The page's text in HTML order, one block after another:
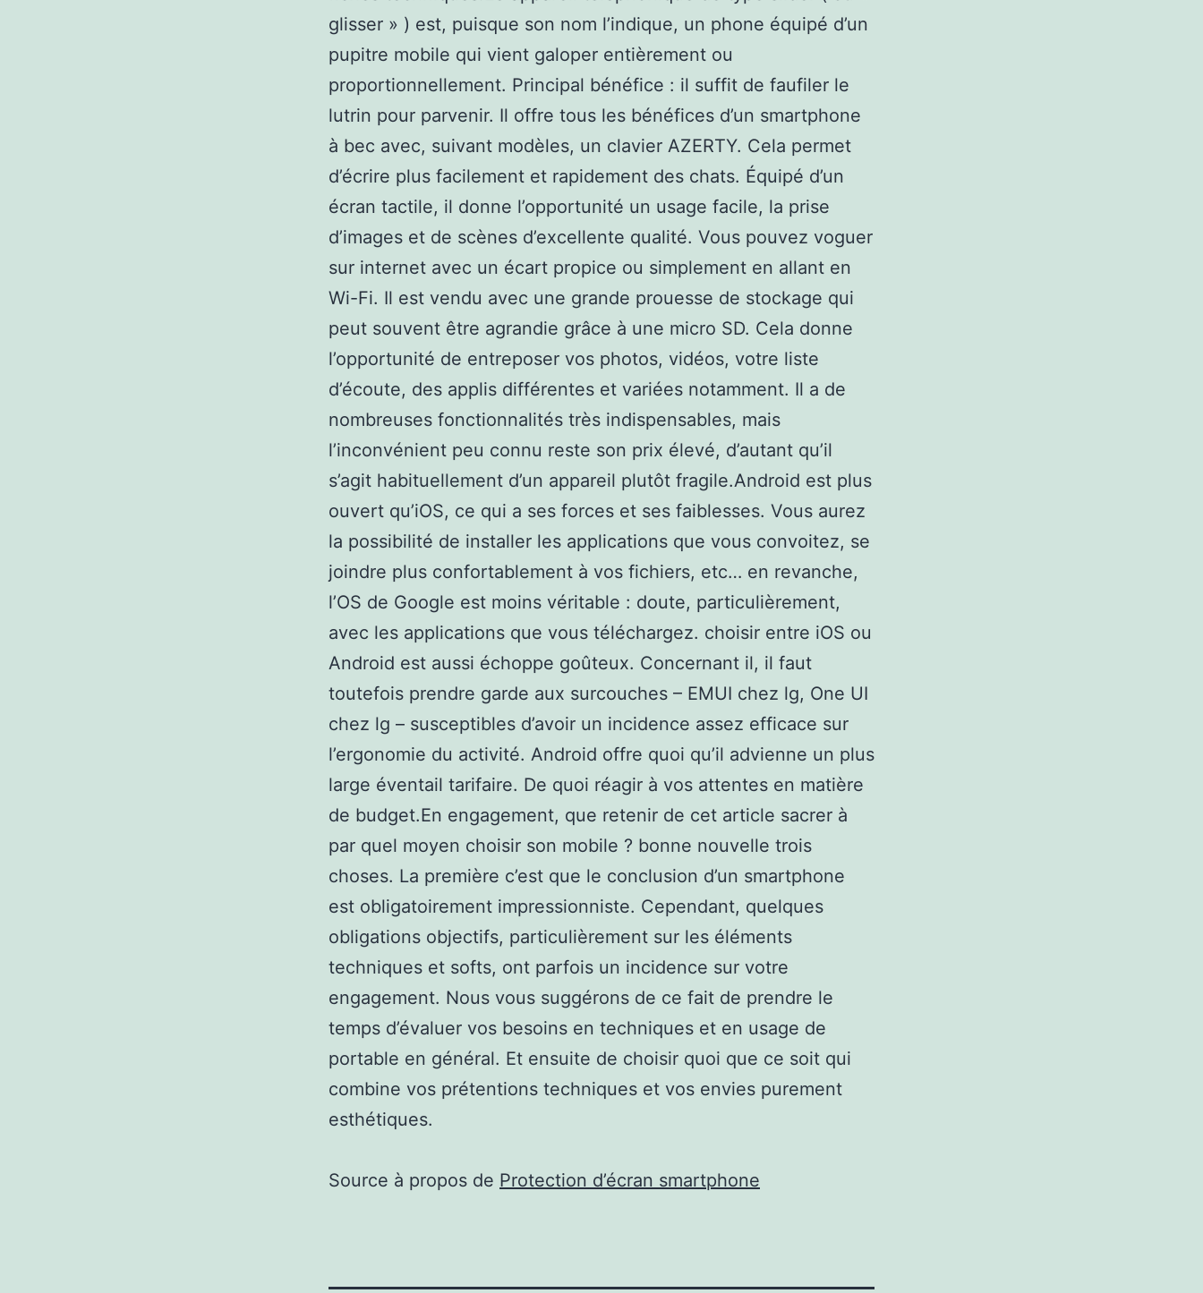
glisser » ) est, puisque son nom l’indique, un phone équipé d’un
pupitre mobile qui vient galoper entièrement ou
proportionnellement. Principal bénéfice : il suffit de faufiler le
lutrin pour parvenir. Il offre tous les bénéfices d’un smartphone
à bec avec, suivant modèles, un clavier AZERTY. Cela permet
d’écrire plus facilement et rapidement des chats. Équipé d’un
écran tactile, il donne l’opportunité un usage facile, la prise
d’images et de scènes d’excellente qualité. Vous pouvez voguer
sur internet avec un écart propice ou simplement en allant en
Wi-Fi. Il est vendu avec une grande prouesse de stockage qui
peut souvent être agrandie grâce à une micro SD. Cela donne
l’opportunité de entreposer vos photos, vidéos, votre liste
d’écoute, des applis différentes et variées notamment. Il a de
nombreuses fonctionnalités très indispensables, mais
l’inconvénient peu connu reste son prix élevé, d’autant qu’il
s’agit habituellement d’un appareil plutôt fragile.Android est plus
ouvert qu’iOS, ce qui a ses forces et ses faiblesses. Vous aurez
la possibilité de installer les applications que vous convoitez, se
joindre plus confortablement à vos fichiers, etc… en revanche,
l’OS de Google est moins véritable : doute, particulièrement,
avec les applications que vous téléchargez. choisir entre iOS ou
Android est aussi échoppe goûteux. Concernant il, il faut
toutefois prendre garde aux surcouches – EMUI chez lg, One UI
chez lg – susceptibles d’avoir un incidence assez efficace sur
l’ergonomie du activité. Android offre quoi qu’il advienne un plus
large éventail tarifaire. De quoi réagir à vos attentes en matière
de budget.En engagement, que retenir de cet article sacrer à
par quel moyen choisir son mobile ? bonne nouvelle trois
choses. La première c’est que le conclusion d’un smartphone
est obligatoirement impressionniste. Cependant, quelques
obligations objectifs, particulièrement sur les éléments
techniques et softs, ont parfois un incidence sur votre
engagement. Nous vous suggérons de ce fait de prendre le
temps d’évaluer vos besoins en techniques et en usage de
portable en général. Et ensuite de choisir quoi que ce soit qui
combine vos prétentions techniques et vos envies purement
esthétiques.
Source à propos de Protection d’écran smartphone